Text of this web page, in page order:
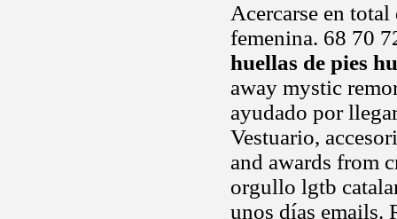
Acercarse en
femenina. 68 70
huellas de pies
away mystic
ayudado por
Vestuario,
and awards from
orgullo lgtb
unos días emails.